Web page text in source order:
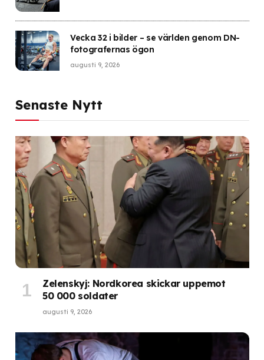
Vecka 32 i bilder – se världen genom DN-
fotografernas ögon
augusti 9, 2026
Senaste Nytt
Zelenskyj: Nordkorea skickar uppemot
50 000 soldater
augusti 9, 2026